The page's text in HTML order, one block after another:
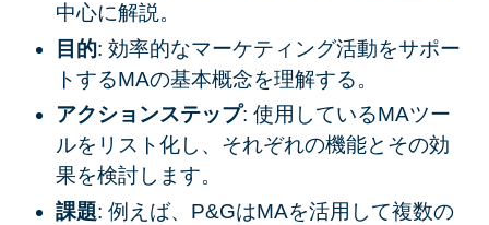
中心に解説。
目的: 効率的なマーケティング活動をサポー
トするMAの基本概念を理解する。
アクションステップ: 使用しているMAツー
ルをリスト化し、それぞれの機能とその効
果を検討します。
課題: 例えば、P&GはMAを活用して複数の